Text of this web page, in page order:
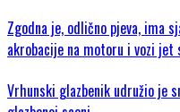
Zgodna je, odlično pjeva, ima
akrobacije na motoru i vozi jet
Vrhunski glazbenik udružio je